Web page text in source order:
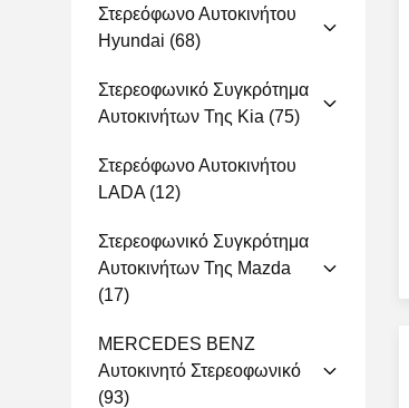
Στερεόφωνο Αυτοκινήτου
Hyundai (68)
Στερεοφωνικό Συγκρότημα
Αυτοκινήτων Της Kia (75)
Στερεόφωνο Αυτοκινήτου
LADA(12)
Στερεοφωνικό Συγκρότημα
Αυτοκινήτων Της Mazda
(17)
MERCEDES BENZ
Αυτοκινητό Στερεοφωνικό
(93)